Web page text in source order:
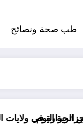
طب صحة ونصائح